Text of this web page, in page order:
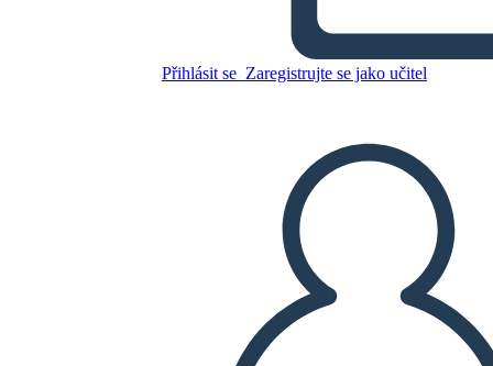
Přihlásit se Zaregistrujte se jako učitel
Milkweed
VYTVOŘIT STORYBOARD
PŘEHRÁT PREZENTACI
PŘEČTI MI